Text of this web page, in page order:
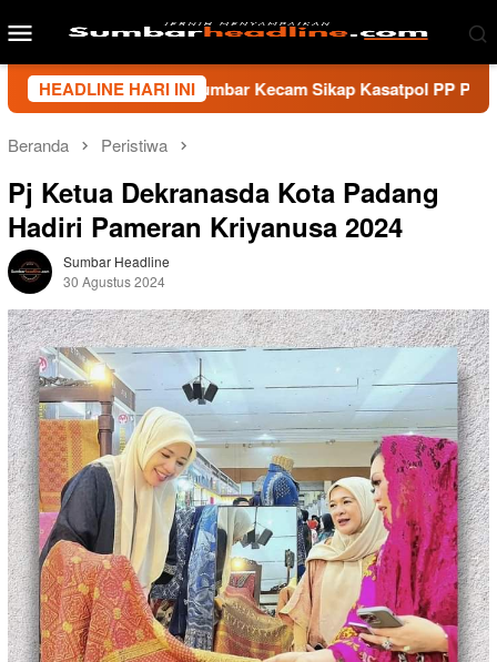
ke
Menu
Mobile
HEADLINE HARI INI
Wartawan Sumbar Kecam Sikap Kasatpol PP Payakumbuh,
Beranda Peristiwa
Pj Ketua Dekranasda Kota Padang
Hadiri Pameran Kriyanusa 2024
Sumbar Headline
30 Agustus 2024